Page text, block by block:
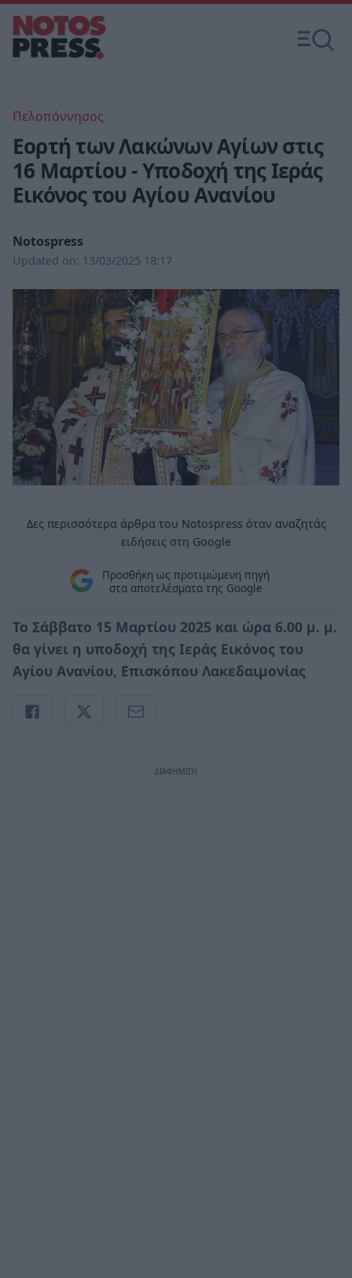
Πελοπόννησος
Εορτή των Λακώνων Αγίων στις
16 Μαρτίου - Υποδοχή της Ιεράς
Εικόνος του Αγίου Ανανίου
Notospress
Updated on: 13/03/2025 18:17
Δες περισσότερα άρθρα του Notospress όταν αναζητάς
ειδήσεις στη Google
Προσθήκη ως προτιμώμενη πηγή
στα αποτελέσματα της Google
Το Σάββατο 15 Μαρτίου 2025 και ώρα 6.00 μ. μ.
θα γίνει η υποδοχή της Ιεράς Εικόνος του
Αγίου Ανανίου, Επισκόπου Λακεδαιμονίας